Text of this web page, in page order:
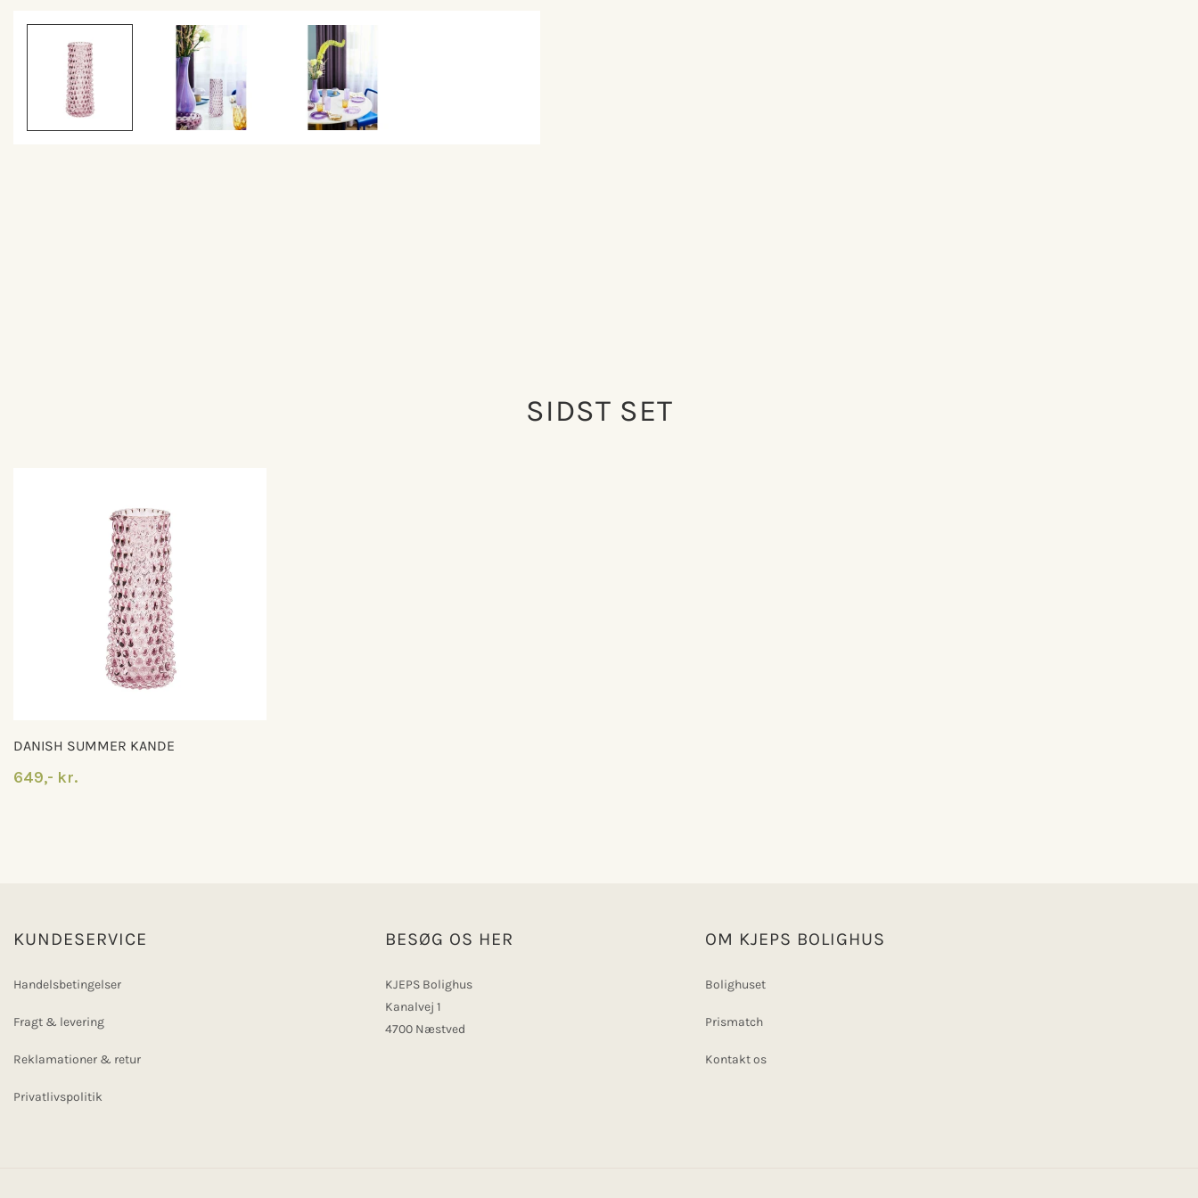
SIDST SET
DANISH SUMMER KANDE
649,- kr.
KUNDESERVICE
Handelsbetingelser
Fragt & levering
Reklamationer & retur
Privatlivspolitik
BESØG OS HER
KJEPS Bolighus
Kanalvej 1
4700 Næstved
OM KJEPS BOLIGHUS
Bolighuset
Prismatch
Kontakt os